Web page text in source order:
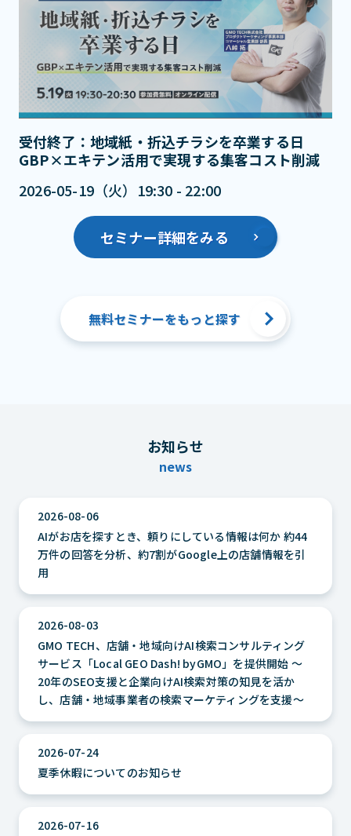
受付終了：地域紙・折込チラシを卒業する日
GBP×エキテン活用で実現する集客コスト削減
2026-05-19（火）19:30 - 22:00
セミナー詳細をみる
無料セミナーをもっと探す
お知らせ
news
2026-08-06
AIがお店を探すとき、頼りにしている情報は何か 約44
万件の回答を分析、約7割がGoogle上の店舗情報を引
用
2026-08-03
GMO TECH、店舗・地域向けAI検索コンサルティング
サービス「Local GEO Dash! byGMO」を提供開始 ～
20年のSEO支援と企業向けAI検索対策の知見を活か
し、店舗・地域事業者の検索マーケティングを支援～
2026-07-24
夏季休暇についてのお知らせ
2026-07-16